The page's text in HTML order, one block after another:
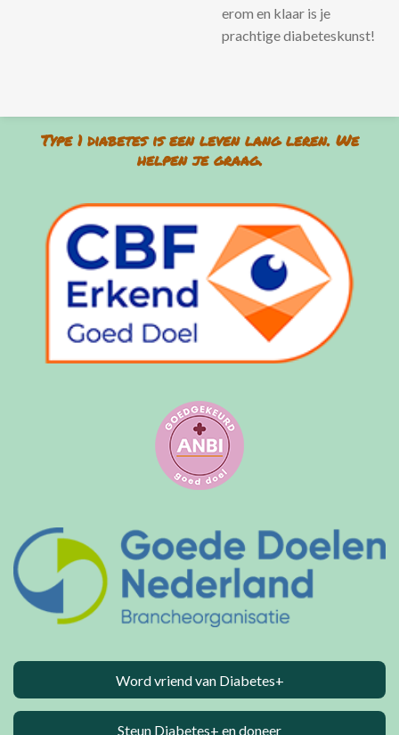
erom en klaar is je
prachtige diabeteskunst!
Type 1 diabetes is een leven lang leren. We
helpen je graag.
Word vriend van Diabetes+
Steun Diabetes+ en doneer